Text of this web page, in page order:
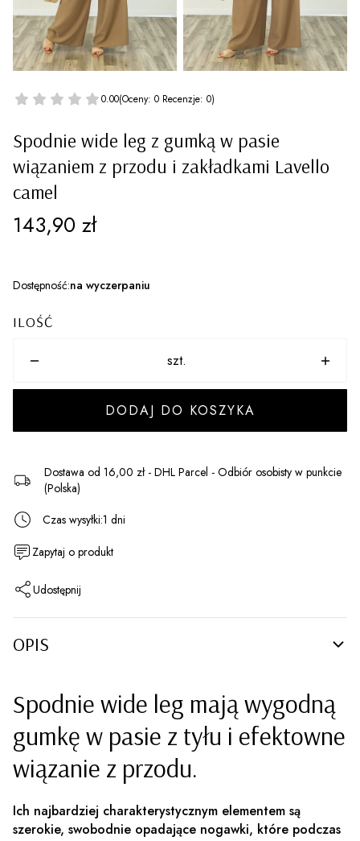
0.00(Oceny: 0 Recenzje: 0)
Spodnie wide leg z gumką w pasie
wiązaniem z przodu i zakładkami Lavello
camel
Cena
143,90 zł
Dostępność:na wyczerpaniu
ILOŚĆ
szt.
DODAJ DO KOSZYKA
Dostawa od 16,00 zł - DHL Parcel - Odbiór osobisty w punkcie
(Polska)
Czas wysyłki:1 dni
Zapytaj o produkt
Udostępnij
OPIS
Spodnie wide leg mają wygodną
gumkę w pasie z tyłu i efektowne
wiązanie z przodu.
Ich najbardziej charakterystycznym elementem są
szerokie, swobodnie opadające nogawki, które podczas